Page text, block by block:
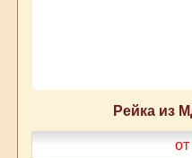
Рейка из